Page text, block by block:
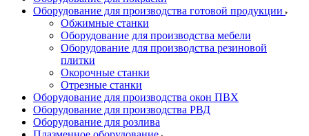
Оборудование для производства готовой продукции
Обжимные станки
Оборудование для производства мебели
Оборудование для производства резиновой
плитки
Окорочные станки
Отрезные станки
Оборудование для производства окон ПВХ
Оборудование для производства РВД
Оборудование для розлива